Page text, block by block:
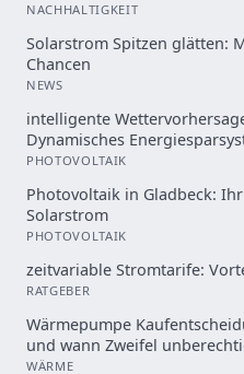
NACHHALTIGKEIT
Solarstrom Spitzen glätten:
Chancen
NEWS
intelligente
Dynamisches
PHOTOVOLTAIK
Photovoltaik in Gladbeck:
Solarstrom
PHOTOVOLTAIK
zeitvariable Stromtarife:
RATGEBER
Wärmepumpe
und wann Zweifel
WÄRME